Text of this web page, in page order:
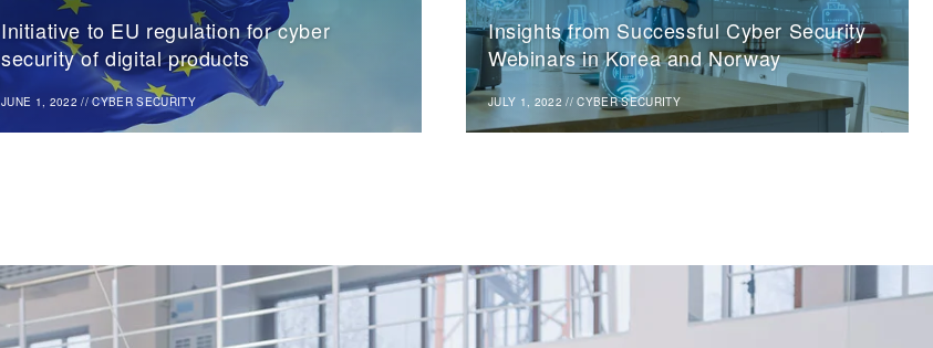
Initiative to EU regulation for cyber
security of digital products
JUNE 1, 2022 //CYBER SECURITY
Insights from Successful Cyber Security
Webinars in Korea and Norway
JULY 1, 2022 //CYBER SECURITY